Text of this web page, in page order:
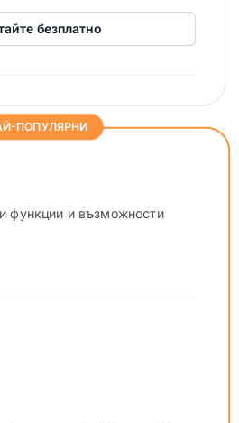
безплатно
ПОПУЛЯРНИ
функции и възможности